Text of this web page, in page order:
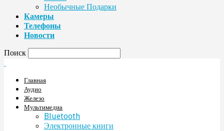
Необычные Подарки
Камеры
Телефоны
Новости
Поиск
Главная
Аудио
Железо
Мультимедиа
Bluetooth
Электронные книги